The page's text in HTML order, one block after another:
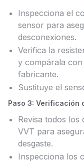
Inspecciona el
sensor para
desconexiones.
Verifica la
y compárala con
fabricante.
Sustituye el
Paso 3: Verificación
Revisa todos los
VVT para
desgaste.
Inspecciona los